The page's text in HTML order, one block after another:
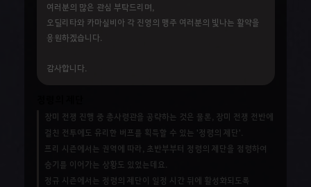
여러분의 많은 관심 부탁드리며,
오딜리타와 카마실비아 각 진영의 맹주 여러분의 빛나는 활약을
응원하겠습니다.
감사합니다.
장미 전쟁 진행 중 총사령관을 공략하는 것은 물론, 장미 전쟁 전반에
걸친 전투에도 유리한 버프를 획득할 수 있는 '정령의 제단'.
프리 시즌에서는 권역에 따라, 초반부부터 정령의 제단을 점령하여
승기를 이어가는 상황도 있었는데요.
정규 시즌에서는 정령의 제단이 일정 시간 뒤에 활성화되도록